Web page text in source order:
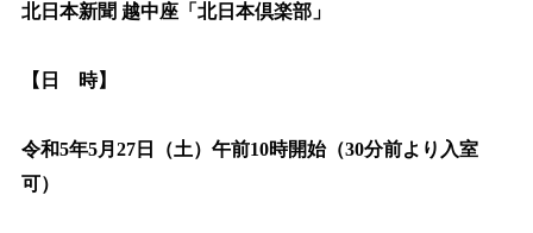
北日本新聞 越中座「北日本倶楽部」
【日 時】
令和5年5月27日（土）午前10時開始（30分前より入室
可）